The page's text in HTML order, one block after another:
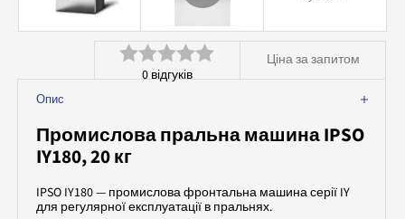
Оцінено
0
з
5
0відгуків
Ціна за запитом
Опис
Промислова пральна машина IPSO
IY180, 20 кг
IPSO IY180 — промислова фронтальна машина серії IY
для регулярної експлуатації в пральнях.